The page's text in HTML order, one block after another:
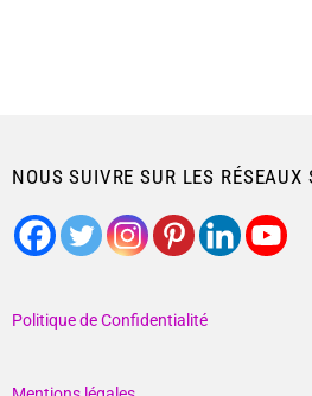
NOUS SUIVRE SUR LES RÉSEAUX
Politique de Confidentialité